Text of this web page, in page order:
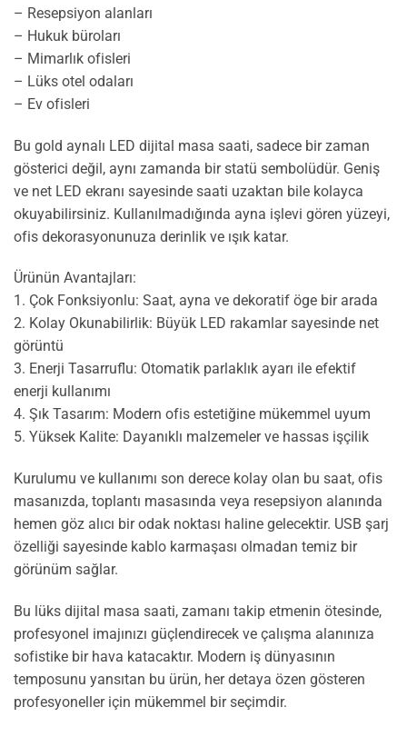
– Resepsiyon alanları
– Hukuk büroları
– Mimarlık ofisleri
– Lüks otel odaları
– Ev ofisleri
Bu gold aynalı LED dijital masa saati, sadece bir zaman
gösterici değil, aynı zamanda bir statü sembolüdür. Geniş
ve net LED ekranı sayesinde saati uzaktan bile kolayca
okuyabilirsiniz. Kullanılmadığında ayna işlevi gören yüzeyi,
ofis dekorasyonunuza derinlik ve ışık katar.
Ürünün Avantajları:
1. Çok Fonksiyonlu: Saat, ayna ve dekoratif öge bir arada
2. Kolay Okunabilirlik: Büyük LED rakamlar sayesinde net
görüntü
3. Enerji Tasarruflu: Otomatik parlaklık ayarı ile efektif
enerji kullanımı
4. Şık Tasarım: Modern ofis estetiğine mükemmel uyum
5. Yüksek Kalite: Dayanıklı malzemeler ve hassas işçilik
Kurulumu ve kullanımı son derece kolay olan bu saat, ofis
masanızda, toplantı masasında veya resepsiyon alanında
hemen göz alıcı bir odak noktası haline gelecektir. USB şarj
özelliği sayesinde kablo karmaşası olmadan temiz bir
görünüm sağlar.
Bu lüks dijital masa saati, zamanı takip etmenin ötesinde,
profesyonel imajınızı güçlendirecek ve çalışma alanınıza
sofistike bir hava katacaktır. Modern iş dünyasının
temposunu yansıtan bu ürün, her detaya özen gösteren
profesyoneller için mükemmel bir seçimdir.